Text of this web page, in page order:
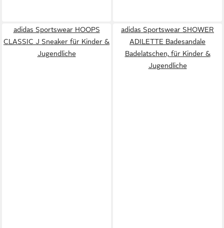
adidas Sportswear HOOPS
CLASSIC J Sneaker für Kinder &
Jugendliche
adidas Sportswear SHOWER
ADILETTE Badesandale
Badelatschen, für Kinder &
Jugendliche